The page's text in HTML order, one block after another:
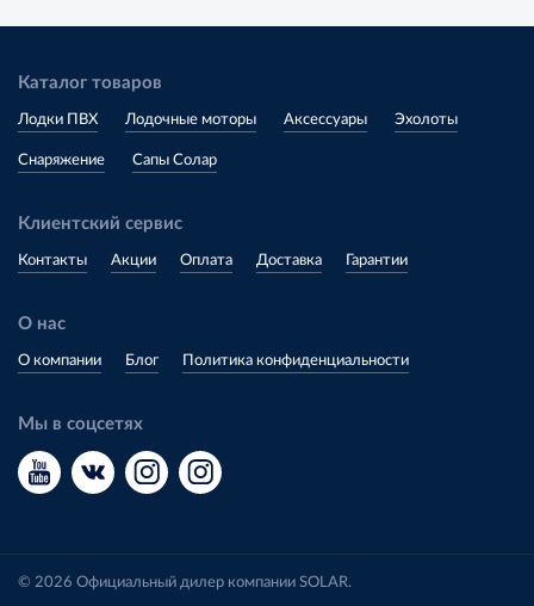
Каталог товаров
Лодки ПВХ Лодочные моторы Аксессуары Эхолоты
Снаряжение Сапы Солар
Клиентский сервис
Контакты Акции Оплата Доставка Гарантии
О нас
О компании Блог Политика конфиденциальности
Мы в соцсетях
© 2026 Официальный дилер компании SOLAR.